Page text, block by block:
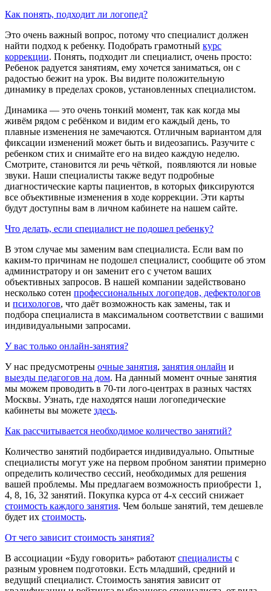
Как понять, подходит ли логопед?
Это очень важный вопрос, потому что специалист должен
найти подход к ребенку. Подобрать грамотный курс
коррекции. Понять, подходит ли специалист, очень просто:
Ребенок радуется занятиям, ему хочется заниматься, он с
радостью бежит на урок. Вы видите положительную
динамику в пределах сроков, установленных специалистом.
Динамика — это очень тонкий момент, так как когда мы
живём рядом с ребёнком и видим его каждый день, то
плавные изменения не замечаются. Отличным вариантом для
фиксации изменений может быть и видеозапись. Разучите с
ребенком стих и снимайте его на видео каждую неделю.
Смотрите, становится ли речь чёткой, появляются ли новые
звуки. Наши специалисты также ведут подробные
диагностические карты пациентов, в которых фиксируются
все объективные изменения в ходе коррекции. Эти карты
будут доступны вам в личном кабинете на нашем сайте.
Что делать, если специалист не подошел ребенку?
В этом случае мы заменим вам специалиста. Если вам по
каким-то причинам не подошел специалист, сообщите об этом
администратору и он заменит его с учетом ваших
объективных запросов. В нашей компании задействовано
несколько сотен профессиональных логопедов, дефектологов
и психологов, что даёт возможность как замены, так и
подбора специалиста в максимальном соответствии с вашими
индивидуальными запросами.
У вас только онлайн-занятия?
У нас предусмотрены очные занятия, занятия онлайн и
выезды педагогов на дом. На данный момент очные занятия
мы можем проводить в 70-ти лого-центрах в разных частях
Москвы. Узнать, где находятся наши логопедические
кабинеты вы можете здесь.
Как рассчитывается необходимое количество занятий?
Количество занятий подбирается индивидуально. Опытные
специалисты могут уже на первом пробном занятии примерно
определить количество сессий, необходимых для решения
вашей проблемы. Мы предлагаем возможность приобрести 1,
4, 8, 16, 32 занятий. Покупка курса от 4-х сессий снижает
стоимость каждого занятия. Чем больше занятий, тем дешевле
будет их стоимость.
От чего зависит стоимость занятия?
В ассоциации «Буду говорить» работают специалисты с
разным уровнем подготовки. Есть младший, средний и
ведущий специалист. Стоимость занятия зависит от